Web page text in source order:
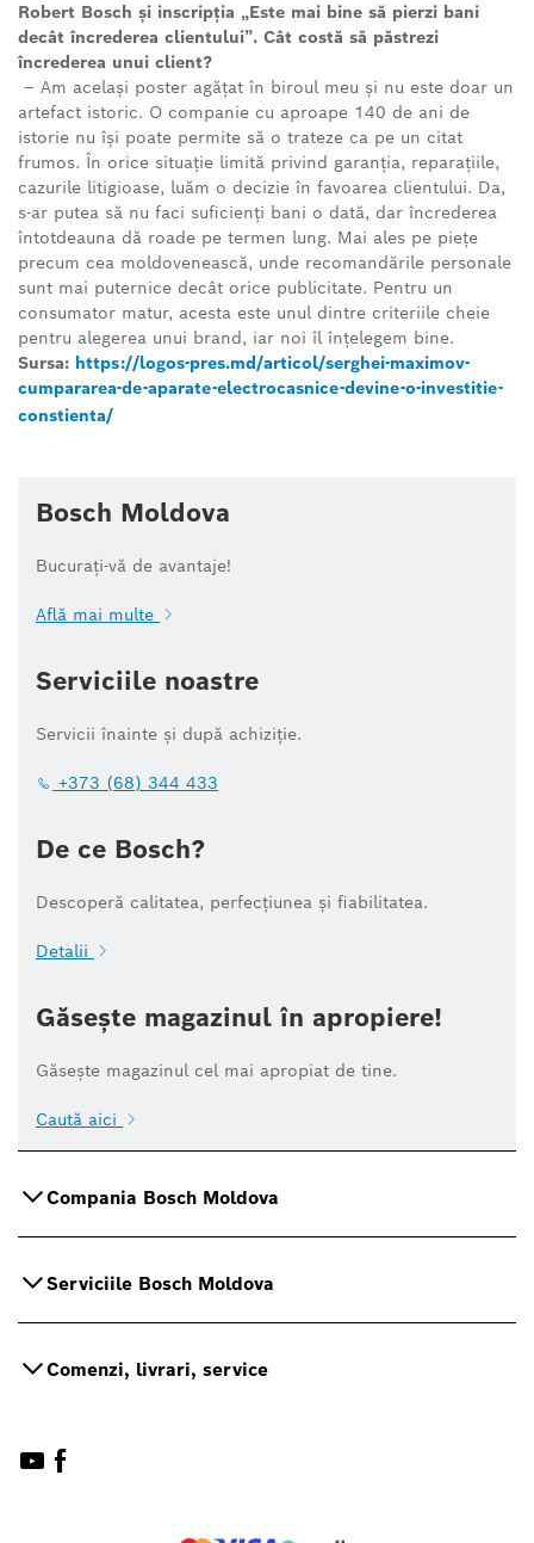
Robert Bosch și inscripția „Este mai bine să pierzi bani
decât încrederea clientului”. Cât costă să păstrezi
încrederea unui client?
– Am același poster agățat în biroul meu și nu este doar un
artefact istoric. O companie cu aproape 140 de ani de
istorie nu își poate permite să o trateze ca pe un citat
frumos. În orice situație limită privind garanția, reparațiile,
cazurile litigioase, luăm o decizie în favoarea clientului. Da,
s-ar putea să nu faci suficienți bani o dată, dar încrederea
întotdeauna dă roade pe termen lung. Mai ales pe piețe
precum cea moldovenească, unde recomandările personale
sunt mai puternice decât orice publicitate. Pentru un
consumator matur, acesta este unul dintre criteriile cheie
pentru alegerea unui brand, iar noi îl înțelegem bine.
Sursa: https://logos-pres.md/articol/serghei-maximov-
cumpararea-de-aparate-electrocasnice-devine-o-investitie-
constienta/
Bosch Moldova
Bucurați-vă de avantaje!
Află mai multe
Serviciile noastre
Servicii înainte și după achiziție.
+373 (68) 344 433
De ce Bosch?
Descoperă calitatea, perfecțiunea și fiabilitatea.
Detalii
Găsește magazinul în apropiere!
Găsește magazinul cel mai apropiat de tine.
Caută aici
Compania Bosch Moldova
Serviciile Bosch Moldova
Comenzi, livrari, service